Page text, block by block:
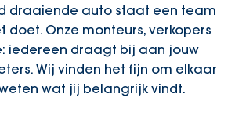
draaiende auto staat een team
doet. Onze monteurs, verkopers
iedereen draagt bij aan jouw
Wij vinden het fijn om elkaar
wat jij belangrijk vindt.